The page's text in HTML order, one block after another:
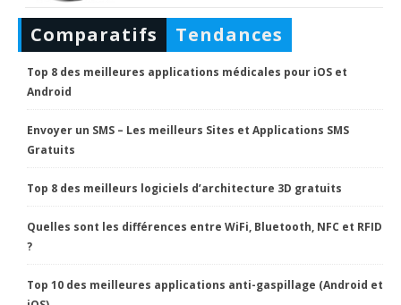
Comparatifs Tendances
Top 8 des meilleures applications médicales pour iOS et
Android
Envoyer un SMS – Les meilleurs Sites et Applications SMS
Gratuits
Top 8 des meilleurs logiciels d’architecture 3D gratuits
Quelles sont les différences entre WiFi, Bluetooth, NFC et RFID
?
Top 10 des meilleures applications anti-gaspillage (Android et